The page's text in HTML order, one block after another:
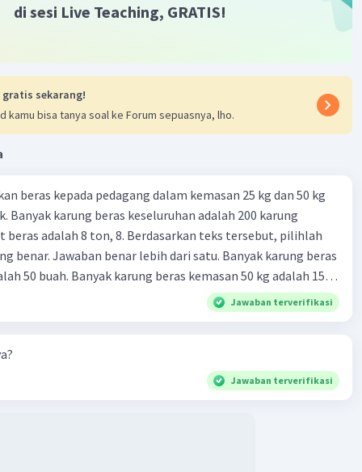
harus diambil = 10 - 8 = 2
ini membantu!
2024 11:13
bunga di vas bunga, dan ibu ingin 8 bunga yang ada di vas
jadi caranya adalah 10 - 8 = 2.
harus diambilnya 2 bunga dari vas bunga
di sesi Live Teaching, GRATIS!
gratis sekarang!
kamu bisa tanya soal ke Forum sepuasnya, lho.
beras kepada pedagang dalam kemasan 25 kg dan 50 kg
Banyak karung beras keseluruhan adalah 200 karung
adalah 8 ton, 8. Berdasarkan teks tersebut, pilihlah
benar. Jawaban benar lebih dari satu. Banyak karung beras
50 buah. Banyak karung beras kemasan 50 kg adalah 150
dalam kemasan 25 kg adalah 2 ton. Perbandingan berat
kg dan 50 kg dalam truk adalah 1: 3. 9. Berdasarkan teks
biaya angkut semua beras yang harus dibayar oleh Bu
C. Rp2.312.000 B. Rp2.475.000 D. Rp2.280.000
Jawaban terverifikasi
Jawaban terverifikasi